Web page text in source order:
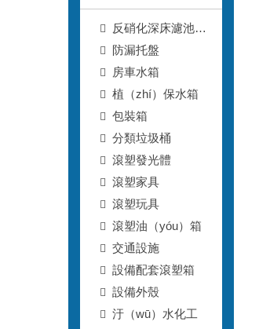
反硝化深床濾池T
型濾磚
防漏托盤
房車水箱
植（zhí）保水箱
包裝箱
分類垃圾桶
滾塑發光體
滾塑家具
滾塑玩具
滾塑油（yóu）箱
交通設施
設備配套滾塑箱
設備外殼
汙（wū）水化工